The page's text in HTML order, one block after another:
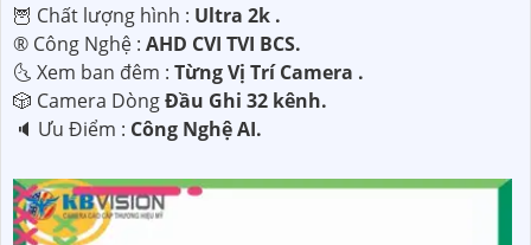
🦉 Chất lượng hình : Ultra 2k .
®️ Công Nghệ : AHD CVI TVI BCS.
🌜 Xem ban đêm : Từng Vị Trí Camera .
🎲 Camera DòngĐầu Ghi 32 kênh.
️🔈 Ưu Điểm : Công Nghệ AI.